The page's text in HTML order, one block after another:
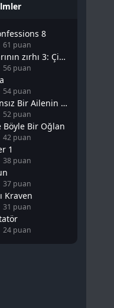
8
61 puan
Tanrının zırhı 3: Çin Falı
56 puan
54 puan
Fransız Bir Ailenin Cinsel Yaşamı
52 puan
Böyle Bir Oğlan
42 puan
1
38 puan
37 puan
Kraven
31 puan
24 puan